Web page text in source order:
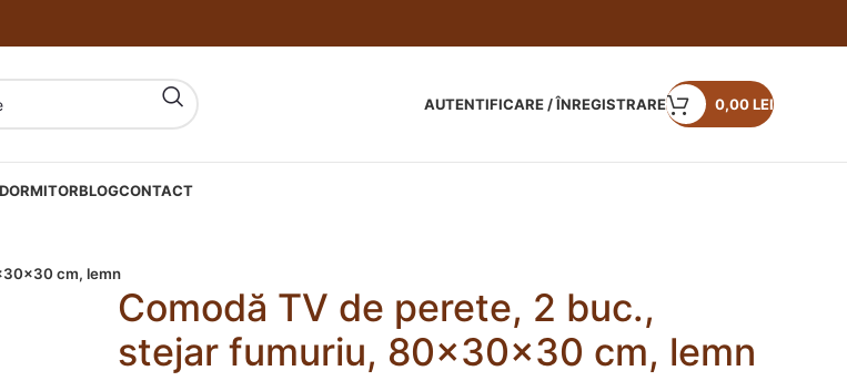
AUTENTIFICARE / ÎNREGISTRARE 0,00LEI
BLOGCONTACT
cm, lemn
Comodă TV de perete, 2 buc.,
stejar fumuriu, 80x30x30 cm, lemn